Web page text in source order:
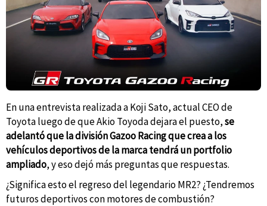
En una entrevista realizada a Koji Sato, actual CEO de
Toyota luego de que Akio Toyoda dejara el puesto,se
adelantó que la división Gazoo Racing que crea a los
vehículos deportivos de la marca tendrá un portfolio
ampliado, y eso dejó más preguntas que respuestas.
¿Significa esto el regreso del legendario MR2? ¿Tendremos
futuros deportivos con motores de combustión?